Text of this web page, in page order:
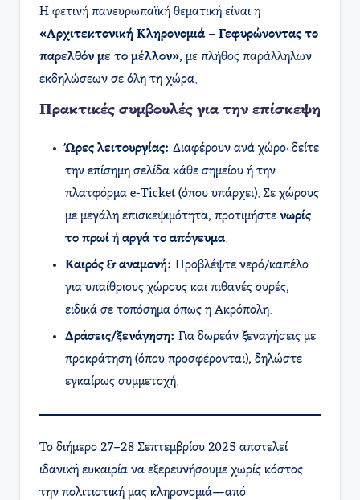
Η φετινή πανευρωπαϊκή θεματική είναι η
«Αρχιτεκτονική Κληρονομιά – Γεφυρώνοντας το
παρελθόν με το μέλλον», με πλήθος παράλληλων
εκδηλώσεων σε όλη τη χώρα.
Πρακτικές συμβουλές για την επίσκεψη
Ώρες λειτουργίας: Διαφέρουν ανά χώρο· δείτε
την επίσημη σελίδα κάθε σημείου ή την
πλατφόρμα e-Ticket (όπου υπάρχει). Σε χώρους
με μεγάλη επισκεψιμότητα, προτιμήστε νωρίς
το πρωί ή αργά το απόγευμα.
Καιρός & αναμονή: Προβλέψτε νερό/καπέλο
για υπαίθριους χώρους και πιθανές ουρές,
ειδικά σε τοπόσημα όπως η Ακρόπολη.
Δράσεις/ξενάγηση: Για δωρεάν ξεναγήσεις με
προκράτηση (όπου προσφέρονται), δηλώστε
εγκαίρως συμμετοχή.
Το διήμερο 27–28 Σεπτεμβρίου 2025 αποτελεί
ιδανική ευκαιρία να εξερευνήσουμε χωρίς κόστος
την πολιτιστική μας κληρονομιά—από